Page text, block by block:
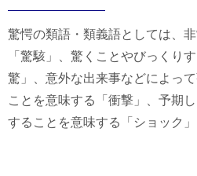
驚愕の類語・類義語としては、
「驚駭」、驚くことやびっくり
驚」、意外な出来事などによっ
ことを意味する「衝撃」、予期
することを意味する「ショック」